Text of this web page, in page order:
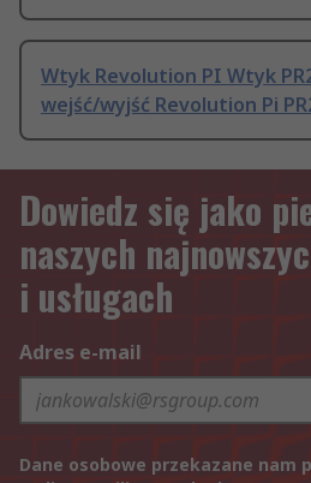
Wtyk Revolution PI Wtyk
wejść/wyjść Revolution Pi
Dowiedz się jako
naszych
i usługach
Adres e-mail
Dane osobowe przekazane nam